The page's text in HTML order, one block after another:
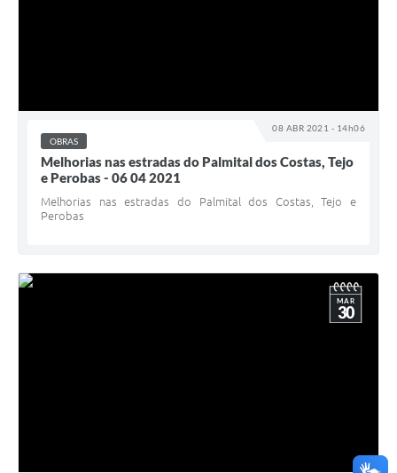
08 ABR 2021 - 14h06
OBRAS
Melhorias nas estradas do Palmital dos Costas, Tejo
e Perobas - 06 04 2021
Melhorias nas estradas do Palmital dos Costas, Tejo e
Perobas
MAR
30